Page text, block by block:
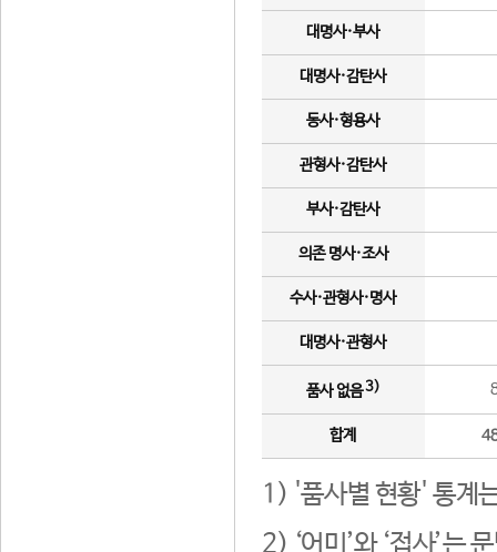
대명사·부사
대명사·감탄사
동사·형용사
관형사·감탄사
부사·감탄사
의존 명사·조사
수사·관형사·명사
대명사·관형사
품사 없음3)
합계
1) '품사별 현황' 통계
2) ‘어미’와 ‘접사’는